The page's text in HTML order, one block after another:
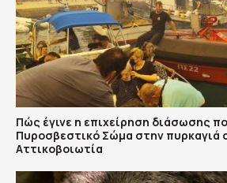
Πώς έγινε η επιχείρηση διάσωσης
Πυροσβεστικό Σώμα στην πυρκαγιά
Αττικοβοιωτία